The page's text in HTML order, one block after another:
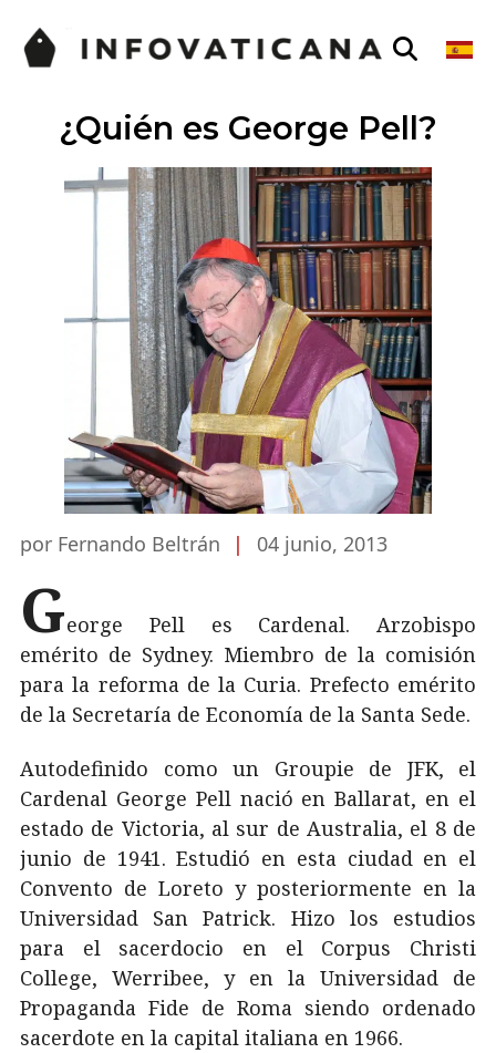
¿Quién es George Pell?
por Fernando Beltrán | 04 junio, 2013
George Pell es Cardenal. Arzobispo
emérito de Sydney. Miembro de la comisión
para la reforma de la Curia. Prefecto emérito
de la Secretaría de Economía de la Santa Sede.
Autodefinido como un Groupie de JFK, el
Cardenal George Pell nació en Ballarat, en el
estado de Victoria, al sur de Australia, el 8 de
junio de 1941. Estudió en esta ciudad en el
Convento de Loreto y posteriormente en la
Universidad San Patrick. Hizo los estudios
para el sacerdocio en el Corpus Christi
College, Werribee, y en la Universidad de
Propaganda Fide de Roma siendo ordenado
sacerdote en la capital italiana en 1966.